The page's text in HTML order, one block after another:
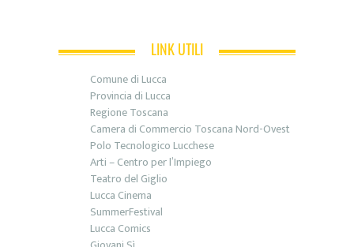
LINK UTILI
Comune di Lucca
Provincia di Lucca
Regione Toscana
Camera di Commercio Toscana Nord-Ovest
Polo Tecnologico Lucchese
Arti – Centro per l’Impiego
Teatro del Giglio
Lucca Cinema
SummerFestival
Lucca Comics